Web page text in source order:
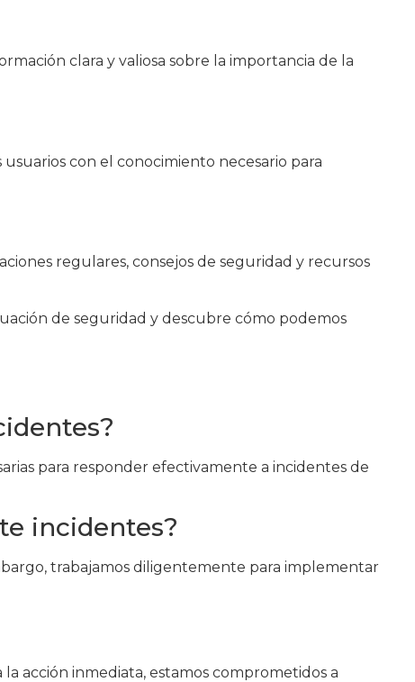
clara y valiosa sobre la importancia de la
con el conocimiento necesario para
regulares, consejos de seguridad y recursos
de seguridad y descubre cómo podemos
para responder efectivamente a incidentes de
incidentes?
trabajamos diligentemente para implementar
acción inmediata, estamos comprometidos a